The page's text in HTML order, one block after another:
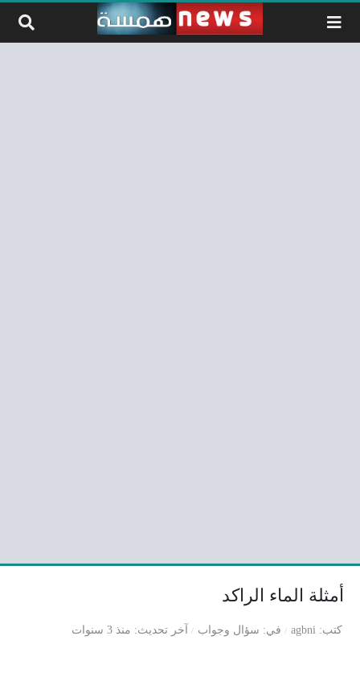
التخطي إلى المحتوى
أمثلة الماء الراكد
كتب agbni في سؤال وجواب آخر تحديث منذ 3 سنوات